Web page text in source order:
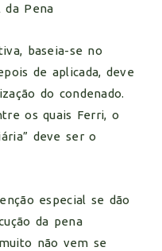
da Pena
baseia-se no
de aplicada, deve
do condenado.
os quais Ferri, o
deve ser o
especial se dão
da pena
não vem se